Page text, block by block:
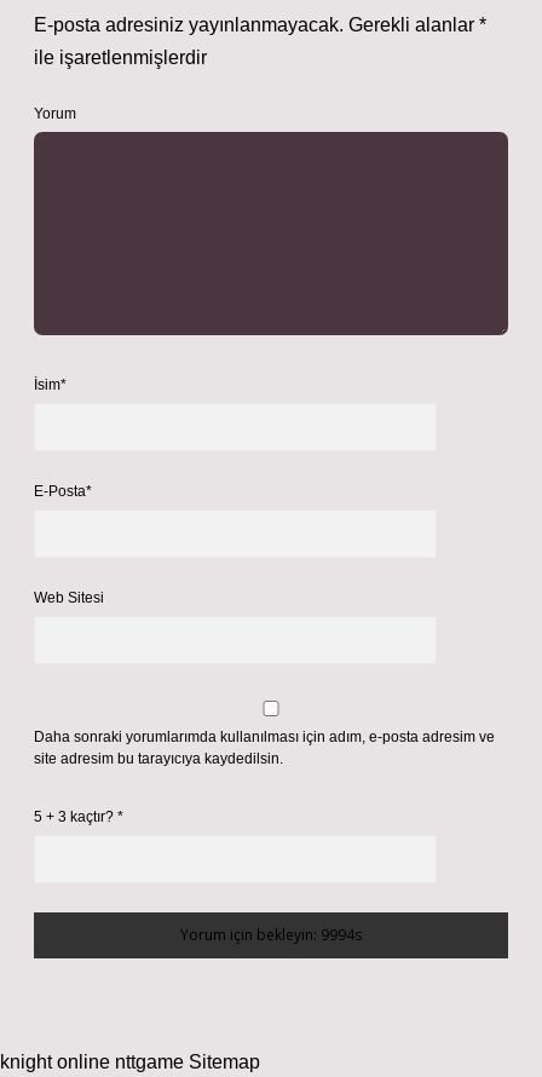
E-posta adresiniz yayınlanmayacak. Gerekli alanlar *
ile işaretlenmişlerdir
Yorum
İsim*
E-Posta*
Web Sitesi
Daha sonraki yorumlarımda kullanılması için adım, e-posta adresim ve
site adresim bu tarayıcıya kaydedilsin.
5 + 3 kaçtır? *
knight online nttgame Sitemap